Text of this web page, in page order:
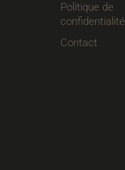
Politique de
confidentialité
Contact